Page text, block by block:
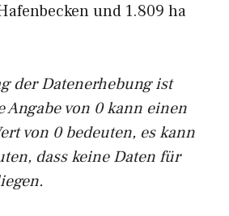
und 1.809 ha
der Datenerhebung ist
Angabe von 0 kann einen
von 0 bedeuten, es kann
dass keine Daten für